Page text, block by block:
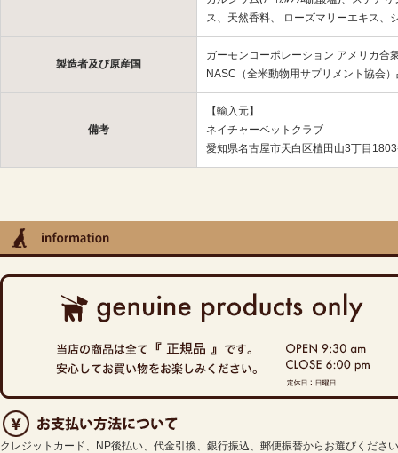
ス、天然香料、 ローズマリーエキス、
製造者及び原産国
ガーモンコーポレーション アメリカ合
NASC（全米動物用サプリメント協会
備考
【輸入元】
ネイチャーベットクラブ
愛知県名古屋市天白区植田山3丁目
クレジットカード、NP後払い、代金引換、銀行振込、郵便振替からお選びくださ